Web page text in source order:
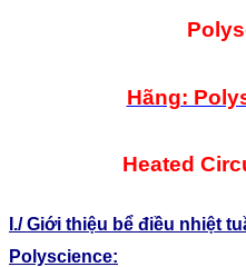
Hãng:
Heated
I./ Giới thiệu bể điều nhiệt
Polyscience: